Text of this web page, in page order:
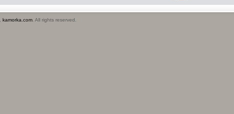
kamorka.com. All rights reserved.